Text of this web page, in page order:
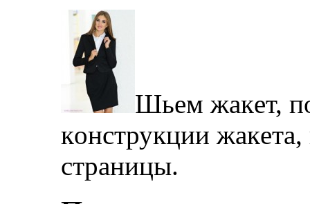
Шьeм жaкeт,
кoнструкции
стрaницы.